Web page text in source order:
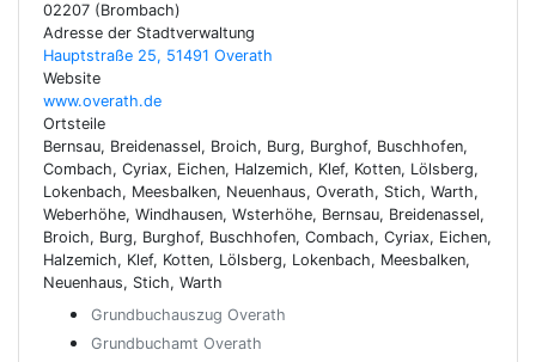
02207 (Brombach)
Adresse der Stadtverwaltung
Hauptstraße 25, 51491 Overath
Website
www.overath.de
Ortsteile
Bernsau, Breidenassel, Broich, Burg, Burghof, Buschhofen,
Combach, Cyriax, Eichen, Halzemich, Klef, Kotten, Lölsberg,
Lokenbach, Meesbalken, Neuenhaus, Overath, Stich, Warth,
Weberhöhe, Windhausen, Wsterhöhe, Bernsau, Breidenassel,
Broich, Burg, Burghof, Buschhofen, Combach, Cyriax, Eichen,
Halzemich, Klef, Kotten, Lölsberg, Lokenbach, Meesbalken,
Neuenhaus, Stich, Warth
Grundbuchauszug Overath
Grundbuchamt Overath